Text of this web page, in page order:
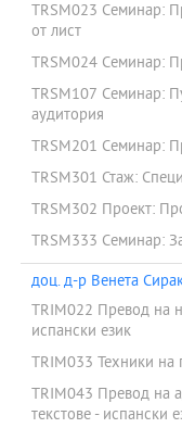
TRSM023 Семинар:
от лист
TRSM024 Семинар:
TRSM107 Семинар:
аудитория
TRSM201 Семинар:
TRSM301 Стаж:
TRSM302 Проект:
TRSM333 Семинар:
доц. д-р Венета
TRIM022 Превод на
испански език
TRIM033 Техники на
TRIM043 Превод на
текстове - испански